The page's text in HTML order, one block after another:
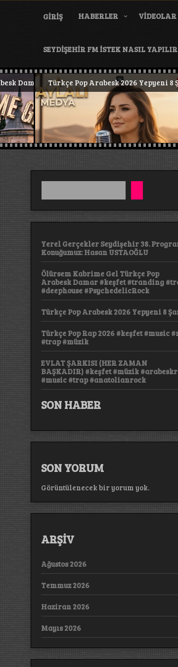
Skip
GIRIŞ HABERLER VİDEOLAR
SEYDİŞEHİR FM İSTEK NASIL YAPILIR
#keşfet #tranding #trap #deephouse
Türkçe Pop Arabesk 2026 Yepyeni 8 Şarkı
Yerel Gerçekler Seydişehir 38.
Konuğumuz: Hasan USTAOĞLU
Ölürsem Kabrime Gel Türkçe Pop
Arabesk Damar #keşfet #tranding
#deephouse #PsychedelicRock
Türkçe Pop Arabesk 2026 Yepyeni 8
Türkçe Pop Rap 2026 #keşfet #music
#trap #müzik
EVLAT ŞARKISI (HER ZAMAN
BAŞKADIR) #keşfet #müzik
#music #trap #anatolianrock
SON HABER
SON YORUM
Görüntülenecek bir yorum yok.
ARŞİV
Ağustos 2026
Temmuz 2026
Haziran 2026
Mayıs 2026